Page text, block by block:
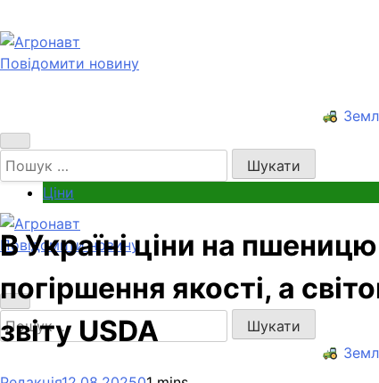
до
вмісту
Новини українського агробізнесу
Повідомити новину
Пошук:
Агронавт
Новини українського агробізнесу
Повідомити новину
Пошук:
Ціни
В Україні ціни на
погіршення якості, а
звіту USDA